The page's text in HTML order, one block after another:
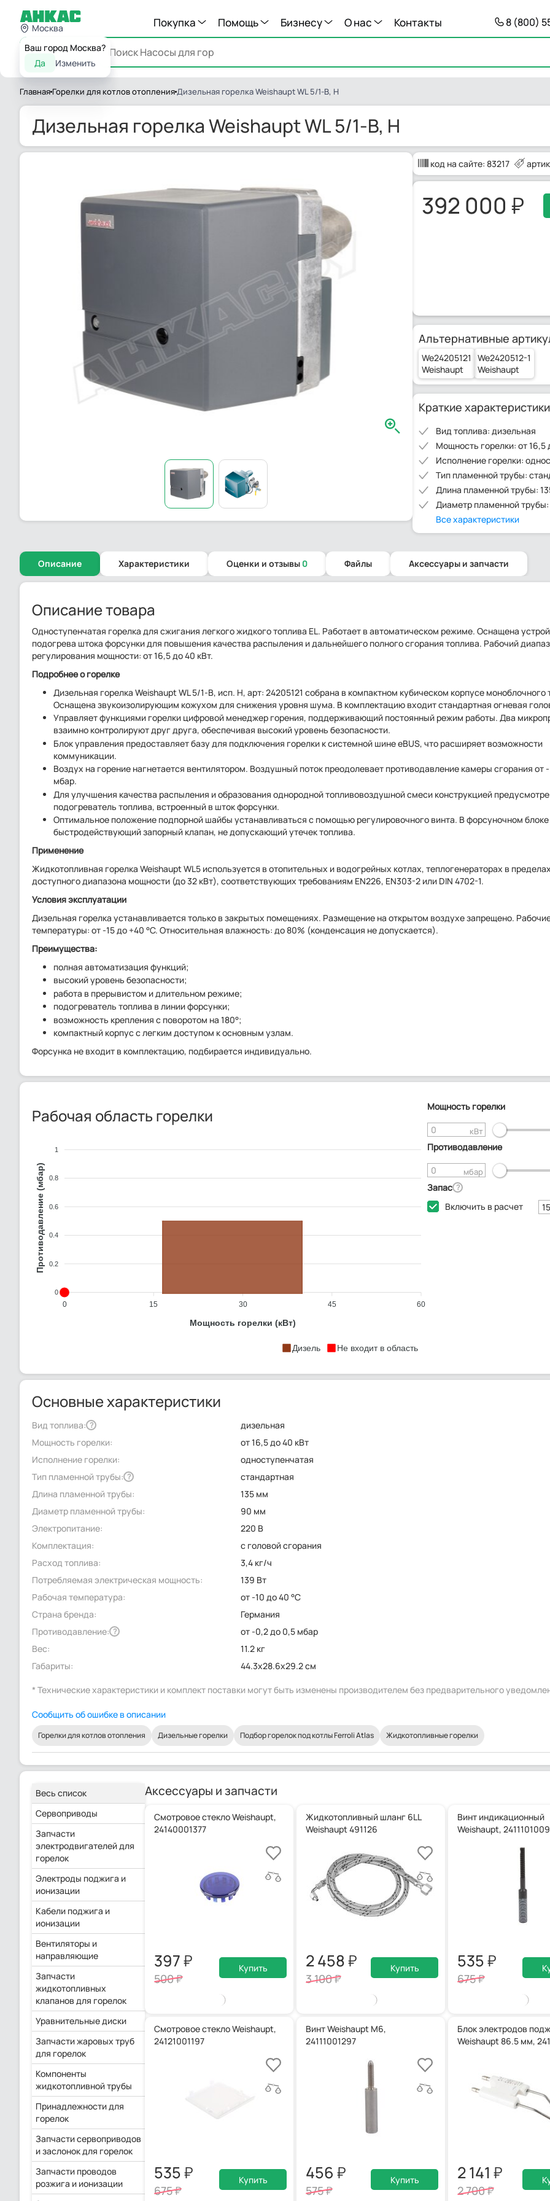
Москва
Ваш город Москва?
Да
Изменить
Покупка Помощь Бизнесу О нас Контакты 8 (800)
Каталог
Главная Горелки для котлов отопленияДизельная горелка Weishaupt WL 5/1-B, H
Дизельная горелка Weishaupt WL 5/1-B, H
код на сайте: 83217
392 000
Альтернативные
We24205121
Weishaupt
We2420512-1
Weishaupt
Краткие характеристики
Вид топлива: дизельная
Мощность горелки: от 16,5
Исполнение горелки:
Тип пламенной трубы:
Длина пламенной трубы:
Диаметр пламенной
Все характеристики
Описание Характеристики Оценки и отзывы 0 Файлы Аксессуары и запчасти
Описание товара
Одноступенчатая горелка для сжигания легкого жидкого топлива EL. Работает в автоматическом режиме. Оснащена
подогрева штока форсунки для повышения качества распыления и дальнейшего полного сгорания топлива. Рабочий
регулирования мощности: от 16,5 до 40 кВт.
Подробнее о горелке
Дизельная горелка Weishaupt WL 5/1-B, исп. H, арт: 24205121 собрана в компактном кубическом корпусе моноблочного
Оснащена звукоизолирующим кожухом для снижения уровня шума. В комплектацию входит стандартная огневая
Управляет функциями горелки цифровой менеджер горения, поддерживающий постоянный режим работы. Два
взаимно контролируют друг друга, обеспечивая высокий уровень безопасности.
Блок управления предоставляет базу для подключения горелки к системной шине eBUS, что расширяет возможности
коммуникации.
Воздух на горение нагнетается вентилятором. Воздушный поток преодолевает противодавление камеры сгорания от
мбар.
Для улучшения качества распыления и образования однородной топливовоздушной смеси конструкцией
подогреватель топлива, встроенный в шток форсунки.
Оптимальное положение подпорной шайбы устанавливаться с помощью регулировочного винта. В форсуночном
быстродействующий запорный клапан, не допускающий утечек топлива.
Применение
Жидкотопливная горелка Weishaupt WL5 используется в отопительных и водогрейных котлах, теплогенераторах в
доступного диапазона мощности (до 32 кВт), соответствующих требованиям EN226, EN303-2 или DIN 4702-1.
Условия эксплуатации
Дизельная горелка устанавливается только в закрытых помещениях. Размещение на открытом воздухе запрещено.
температуры: от -15 до +40 °C. Относительная влажность: до 80% (конденсация не допускается).
Преимущества:
полная автоматизация функций;
высокий уровень безопасности;
работа в прерывистом и длительном режиме;
подогреватель топлива в линии форсунки;
возможность крепления с поворотом на 180°;
компактный корпус с легким доступом к основным узлам.
Форсунка не входит в комплектацию, подбирается индивидуально.
Рабочая область горелки
1
0.8
0.6
0.4
0.2
0
Противодавление (мбар)
0 15 30 45 60
Мощность горелки (кВт)
Дизель Не входит в область
Мощность горелки
кВт
Противодавление
мбар
Запас ?
Включить в расчет
Основные характеристики
Вид топлива: ?
дизельная
Мощность горелки:
от 16,5 до 40 кВт
Исполнение горелки:
одноступенчатая
Тип пламенной трубы: ?
стандартная
Длина пламенной трубы:
135 мм
Диаметр пламенной трубы:
90 мм
Электропитание:
220 В
Комплектация:
с головой сгорания
Расход топлива:
3,4 кг/ч
Потребляемая электрическая мощность:
139 Вт
Рабочая температура:
от -10 до 40 °C
Страна бренда:
Германия
Противодавление: ?
от -0,2 до 0,5 мбар
Вес:
11.2 кг
Габариты:
44.3x28.6x29.2 см
* Технические характеристики и комплект поставки могут быть изменены производителем без предварительного
Сообщить об ошибке в описании
Горелки для котлов отопления Дизельные горелки Подбор горелок под котлы Ferroli Atlas Жидкотопливные горелки
Весь список
Сервоприводы
Запчасти
электродвигателей для
горелок
Электроды поджига и
ионизации
Кабели поджига и
ионизации
Вентиляторы и
направляющие
Запчасти
жидкотопливных
клапанов для горелок
Уравнительные диски
Запчасти жаровых труб
для горелок
Компоненты
жидкотопливной трубы
Принадлежности для
горелок
Запчасти сервоприводов
и заслонок для горелок
Запчасти проводов
розжига и ионизации
Аксессуары и запчасти
Смотровое стекло Weishaupt,
24140001377
397
500
Купить
Жидкотопливный шланг 6LL
Weishaupt 491126
2 458
3 100
Купить
Винт индикационный
Weishaupt,
535
675
Смотровое стекло Weishaupt,
24121001197
535
675
Купить
Винт Weishaupt M6,
24111001297
456
575
Купить
Блок электродов
Weishaupt 86.5 мм,
2 141
2 700